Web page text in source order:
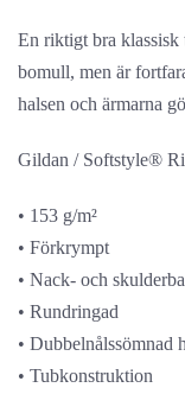
En riktigt bra
bomull, men är
halsen och ärmarna
Gildan / Softstyle®
• 153 g/m²
• Förkrympt
• Nack- och
• Rundringad
• Dubbelnålssömnad
• Tubkonstruktion